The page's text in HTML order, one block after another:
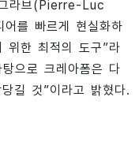
라브(Pierre-Luc
를 빠르게 현실화하
위한 최적의 도구”라
으로 크레아폼은 다
길 것”이라고 밝혔다.